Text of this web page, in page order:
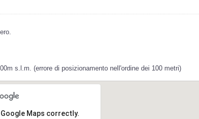
s.l.m. (errore di posizionamento nell'ordine dei 100 metri)
Maps correctly.